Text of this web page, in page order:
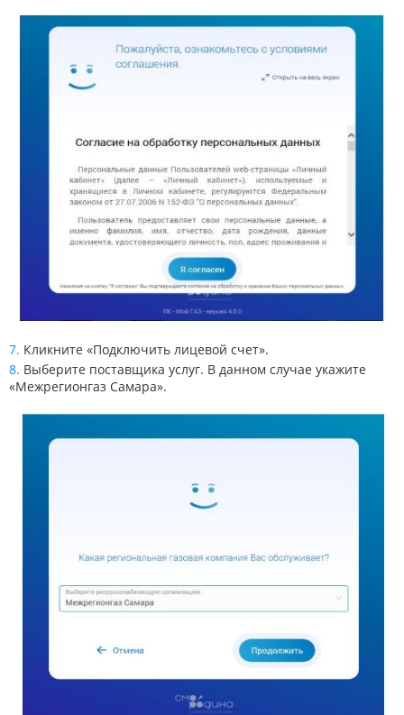
Кликните «Подключить лицевой счет».
Выберите поставщика услуг. В данном случае укажите
«Межрегионгаз Самара».